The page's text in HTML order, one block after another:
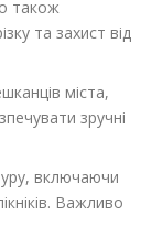
також
та захист від
міста,
зручні
включаючи
Важливо